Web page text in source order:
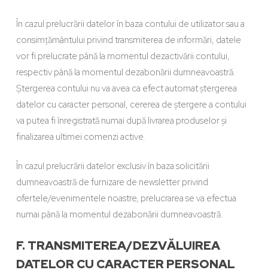
În cazul prelucrării datelor în baza contului de utilizator sau a
consimțământului privind transmiterea de informări, datele
vor fi prelucrate până la momentul dezactivării contului,
respectiv până la momentul dezabonării dumneavoastră.
Ștergerea contului nu va avea ca efect automat ștergerea
datelor cu caracter personal, cererea de ștergere a contului
va putea fi înregistrată numai după livrarea produselor și
finalizarea ultimei comenzi active.
În cazul prelucrării datelor exclusiv în baza solicitării
dumneavoastră de furnizare de newsletter privind
ofertele/evenimentele noastre, prelucrarea se va efectua
numai până la momentul dezabonării dumneavoastră.
F. TRANSMITEREA/DEZVĂLUIREA
DATELOR CU CARACTER PERSONAL